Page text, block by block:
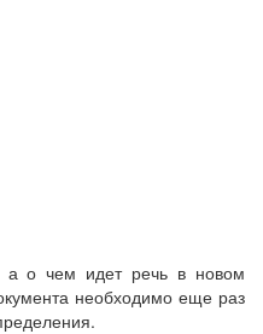
а о чем идет речь в новом
необходимо еще раз